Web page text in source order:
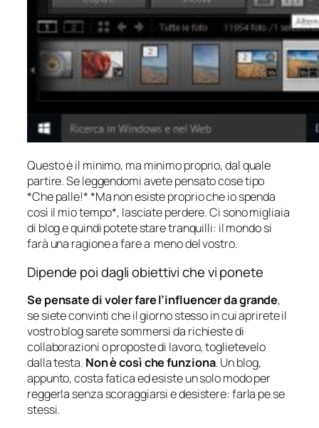
Questo è il minimo, ma minimo proprio, dal quale
partire. Se leggendomi avete pensato cose tipo
*Che palle!* *Ma non esiste proprio che io spenda
così il mio tempo*, lasciate perdere. Ci sono migliaia
di blog e quindi potete stare tranquilli: il mondo si
farà una ragione a fare a meno del vostro.
Dipende poi dagli obiettivi che vi ponete
Se pensate di voler fare l’influencer da grande,
se siete convinti che il giorno stesso in cui aprirete il
vostro blog sarete sommersi da richieste di
collaborazioni o proposte di lavoro, toglietevelo
dalla testa. Non è così che funziona. Un blog,
appunto, costa fatica ed esiste un solo modo per
reggerla senza scoraggiarsi e desistere: farla pe se
stessi.